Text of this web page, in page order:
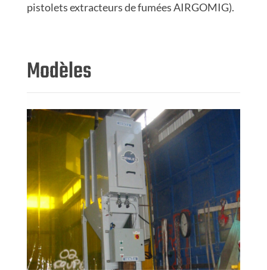
pistolets extracteurs de fumées AIRGOMIG).
Modèles